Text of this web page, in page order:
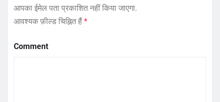
आपका ईमेल पता प्रकाशित नहीं किया जाएगा.
आवश्यक फ़ील्ड चिह्नित हैं *
Comment